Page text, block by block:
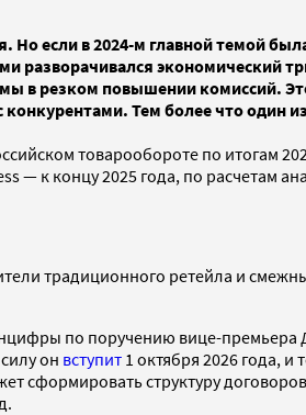
Но если в 2024-м главной темой
разворачивался экономический
в резком повышении комиссий.
Тем более что один
товарообороте по итогам
к концу 2025 года, по расчетам
традиционного ретейла и
по поручению вице-премьера
он вступит 1 октября 2026 года,
сформировать структуру